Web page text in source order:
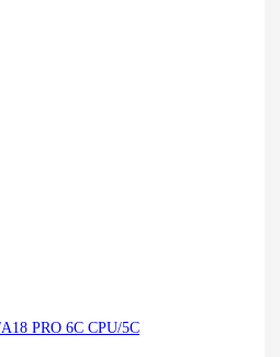
PRO 6C CPU/5C